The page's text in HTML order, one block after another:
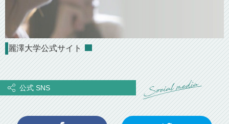
麗澤大学公式サイト
公式 SNS